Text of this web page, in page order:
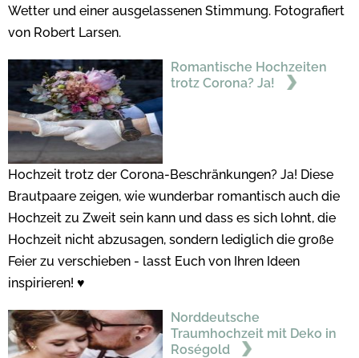
Wetter und einer ausgelassenen Stimmung. Fotografiert
von Robert Larsen.
Romantische Hochzeiten
trotz Corona? Ja!
Hochzeit trotz der Corona-Beschränkungen? Ja! Diese
Brautpaare zeigen, wie wunderbar romantisch auch die
Hochzeit zu Zweit sein kann und dass es sich lohnt, die
Hochzeit nicht abzusagen, sondern lediglich die große
Feier zu verschieben - lasst Euch von Ihren Ideen
inspirieren! ♥
Norddeutsche
Traumhochzeit mit Deko in
Roségold